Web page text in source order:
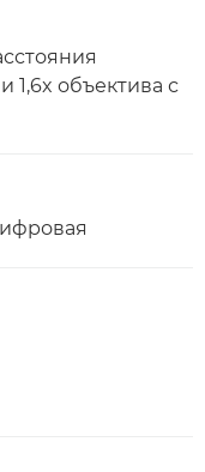
1,6x объектива с